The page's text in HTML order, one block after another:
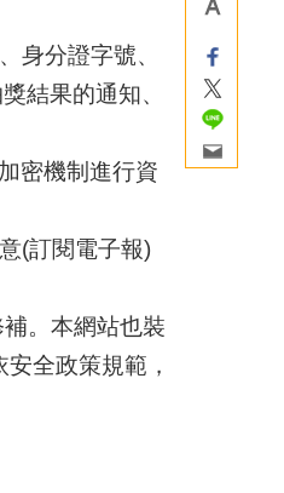
身分證字號、
結果的通知、
密機制進行資
(訂閱電子報)
。本網站也裝
全政策規範，